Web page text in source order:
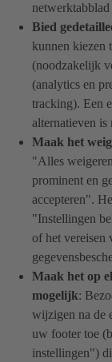
Bied
kunnen kiezen
(noodzakelijk
(analytics en
tracking). Een
alternatieven
Maak het
"Alles
prominent en
accepteren".
"Instellingen
of het vereisen
Maak het op
mogelijk:
wijzigen na de
uw footer toe
instellingen")